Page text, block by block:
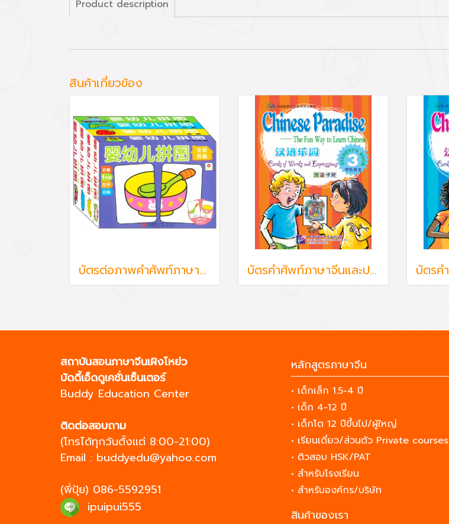
Product description
สินค้าเกี่ยวข้อง
บัตรต่อภาพคำศัพท์ภาษาจีนเสริมเชาวน์ปัญญา รวม 4 หมวด บัตรคำศัพท์ภาษาจีนและประโยค Cards of words and expressions Chinese Paradise 3
สถาบันสอนภาษาจีนเผิงโหย่ว
บัดดี้เอ็ดดูเคชั่นเซ็นเตอร์
Buddy Education Center
ติดต่อสอบถาม
(โทรได้ทุกวันตั้งแต่ 8:00-21:00)
Email : buddyedu@yahoo.com
(พี่ปุ้ย) 086-5592951
ipuipui555
หลักสูตรภาษาจีน
• เด็กเล็ก 1.5-4 ปี
• เด็ก 4-12 ปี
• เด็กโต 12 ปีขึ้นไป/ผู้ใหญ่
• เรียนเดี่ยว/ส่วนตัว Private courses
• ติวสอบ HSK/PAT
• สำหรับโรงเรียน
• สำหรับองค์กร/บริษัท
สินค้าของเรา